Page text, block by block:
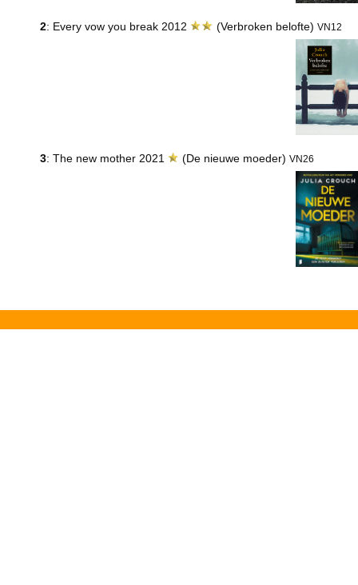
2: Every vow you break 2012 (Verbroken belofte) VN12
3: The new mother 2021 (De nieuwe moeder)VN26